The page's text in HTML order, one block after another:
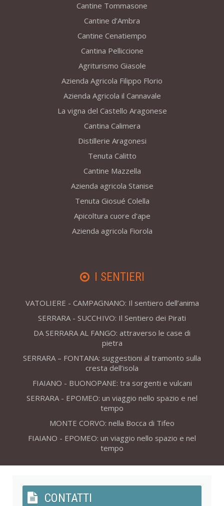
Cantine Tommasone
Cantine d’Ambra
Cantine Cenatiempo
Cantina Pelliccione
Agriturismo Giasole
Azienda Agricola Filippo Florio
Azienda Agricola il Cannavale
La vigna del Castello Aragonese
Cantina Calimera
Distillerie Aragonesi
Tenuta Calitto
Cantine Mazzella
Azienda agricola Stanise
Tenuta Giosué Colella
Apicoltura cuore d'ape
Azienda agricola Fiorola
I SENTIERI
VATOLIERE - CAMPAGNANO: Il sentiero dell’anima
SERRARA - SUCCHIVO: Il Sentiero dei Pirati
DA SERRARA AL FANGO: attraverso le case di
pietra
SERRARA – FONTANA: suggestioni al tramonto sulla
cresta dell’isola
FIAIANO - BUONOPANE: tra sorgenti e vulcani
SERRARA - EPOMEO: un viaggio nello spazio e nel
tempo
MONTE CORVO: nella Bocca di Tifeo
FIAIANO - EPOMEO: un viaggio nello spazio e nel
tempo
CONTATTI